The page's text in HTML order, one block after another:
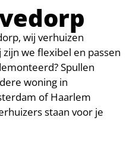
wij verhuizen
we flexibel en passen
Spullen
woning in
of Haarlem
staan voor je